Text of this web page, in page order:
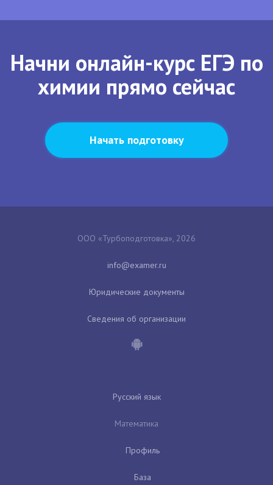
Начни онлайн-курс ЕГЭ по
химии прямо сейчас
Начать подготовку
ООО «Турбоподготовка», 2026
Юридические документы
Сведения об организации
Русский язык
Математика
Профиль
База